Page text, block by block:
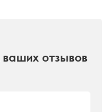
отзывов